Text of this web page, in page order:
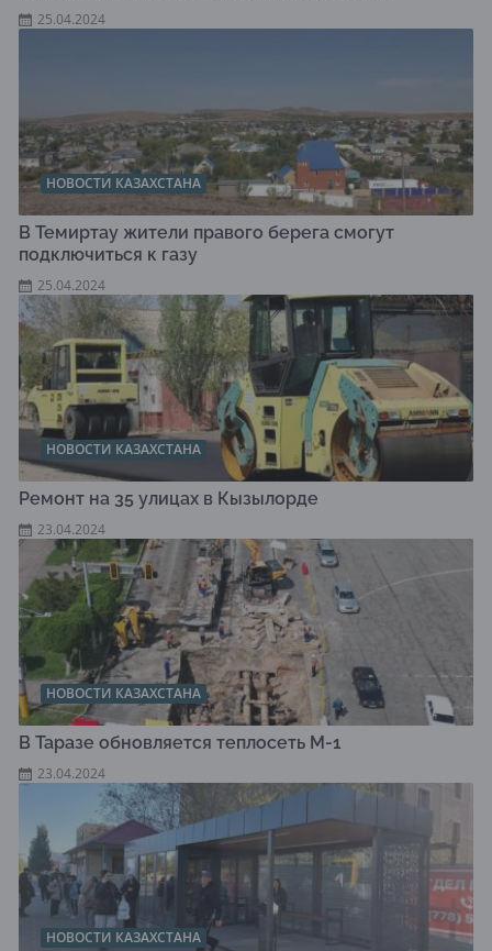
25.04.2024
НОВОСТИ КАЗАХСТАНА
В Темиртау жители правого берега смогут
подключиться к газу
25.04.2024
НОВОСТИ КАЗАХСТАНА
Ремонт на 35 улицах в Кызылорде
23.04.2024
НОВОСТИ КАЗАХСТАНА
В Таразе обновляется теплосеть М-1
23.04.2024
НОВОСТИ КАЗАХСТАНА